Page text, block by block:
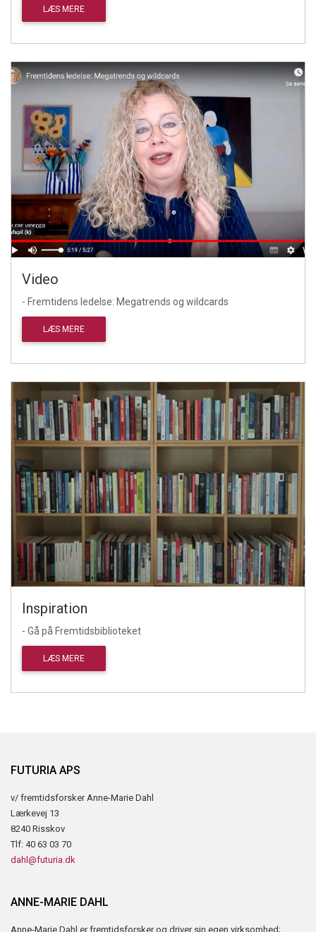
LÆS MERE
Video
- Fremtidens ledelse: Megatrends og wildcards
LÆS MERE
Inspiration
- Gå på Fremtidsbiblioteket
LÆS MERE
FUTURIA APS
v/ fremtidsforsker Anne-Marie Dahl
Lærkevej 13
8240 Risskov
Tlf: 40 63 03 70
dahl@futuria.dk
ANNE-MARIE DAHL
Anne-Marie Dahl er fremtidsforsker og driver sin egen virksomhed;